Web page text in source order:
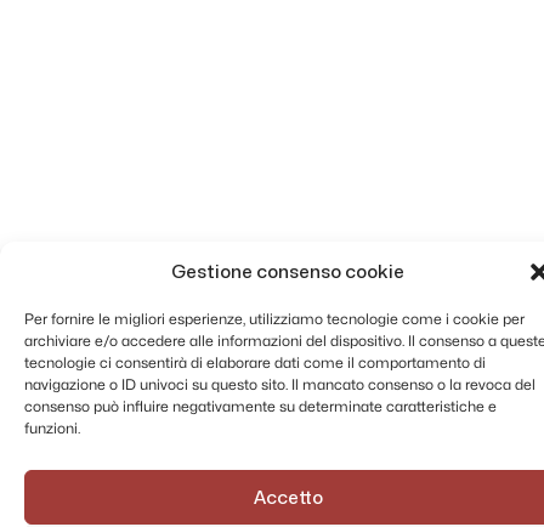
Gestione consenso cookie
Per fornire le migliori esperienze, utilizziamo tecnologie come i cookie per
archiviare e/o accedere alle informazioni del dispositivo. Il consenso a
tecnologie ci consentirà di elaborare dati come il comportamento di
navigazione o ID univoci su questo sito. Il mancato consenso o la revoca del
consenso può influire negativamente su determinate caratteristiche e
funzioni.
Accetto